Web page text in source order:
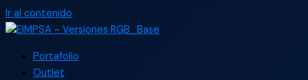
Ir al contenido
Portafolio
Outlet